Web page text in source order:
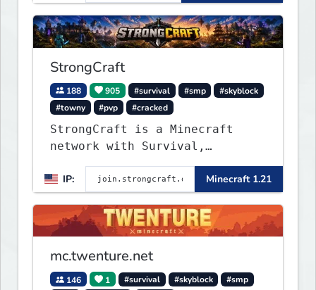
friendly community, balanced
economy, and long-term
survival gameplay.
StrongCraft
188 905 #survival #smp
#skyblock
#towny
#pvp #cracked
StrongCraft is a Minecraft
network with Survival,
Towny, PvP, LifeSteal, Events,
and more. Pick a server and
start playing.
IP: Minecraft 1.21
mc.twenture.net
146 1 #survival #skyblock
#smp